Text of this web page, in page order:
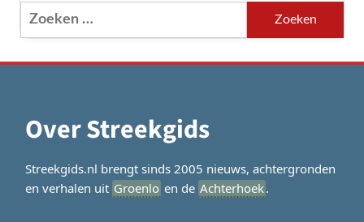
Zoeken
naar:
Over Streekgids
Streekgids.nl brengt sinds 2005 nieuws, achtergronden
en verhalen uit Groenlo en de Achterhoek.